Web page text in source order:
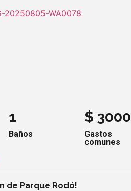
1
Baños
$ 3000
Gastos
comunes
de Parque Rodó!